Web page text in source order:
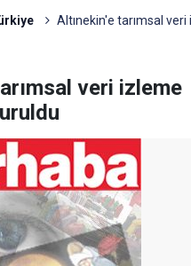
Altınekin'e tarımsal
veri izleme